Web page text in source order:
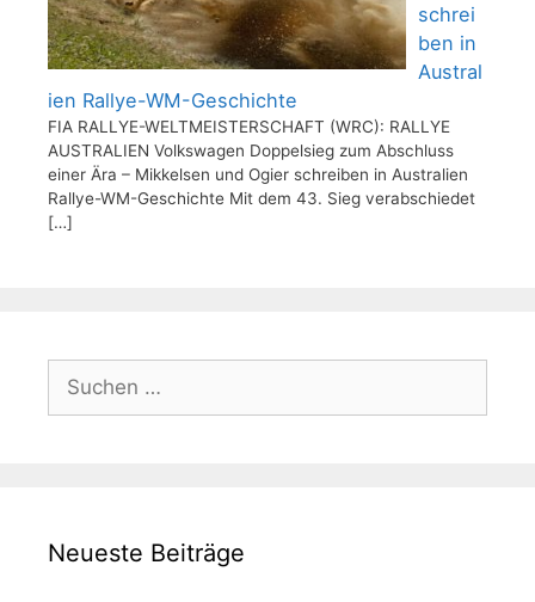
schrei
ben in
Austral
ien Rallye-WM-Geschichte
FIA RALLYE-WELTMEISTERSCHAFT (WRC): RALLYE
AUSTRALIEN Volkswagen Doppelsieg zum Abschluss
einer Ära – Mikkelsen und Ogier schreiben in Australien
Rallye-WM-Geschichte Mit dem 43. Sieg verabschiedet
[…]
Suchen
nach:
Neueste Beiträge